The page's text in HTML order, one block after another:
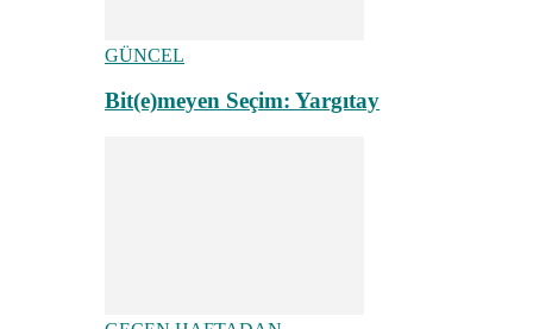
GÜNCEL
Bit(e)meyen Seçim: Yargıtay